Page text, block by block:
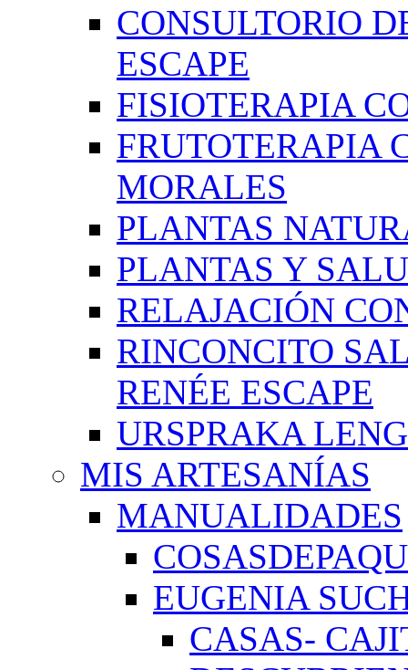
CONSULTORIO
ESCAPE
FISIOTERAPIA
FRUTOTERAPIA
MORALES
PLANTAS
PLANTAS Y
RELAJACIÓN
RINCONCITO
RENÉE ESCAPE
URSPRAKA
MIS ARTESANÍAS
MANUALIDADES
EUGENIA
CASAS-